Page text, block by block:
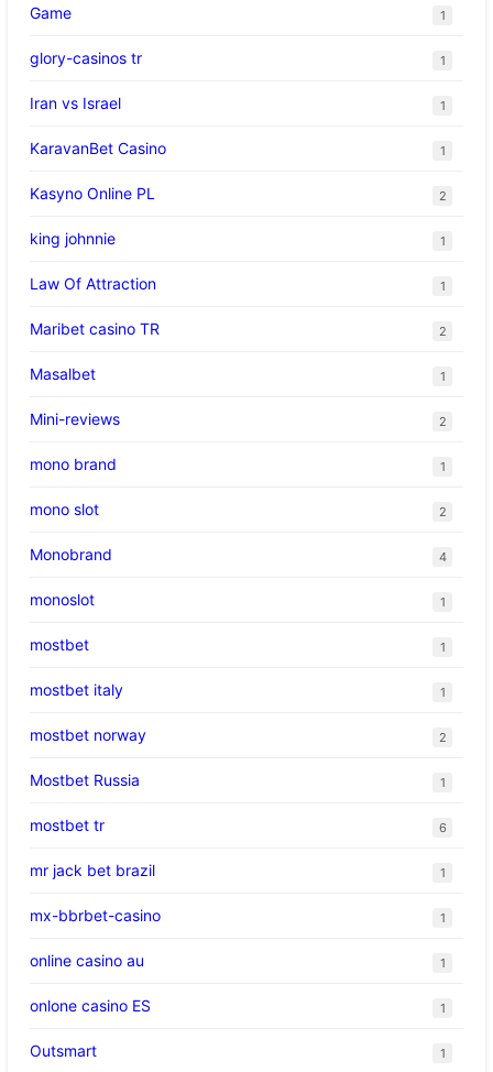
Game 1
glory-casinos tr 1
Iran vs Israel 1
KaravanBet Casino 1
Kasyno Online PL 2
king johnnie 1
Law Of Attraction 1
Maribet casino TR 2
Masalbet 1
Mini-reviews 2
mono brand 1
mono slot 2
Monobrand 4
monoslot 1
mostbet 1
mostbet italy 1
mostbet norway 2
Mostbet Russia 1
mostbet tr 6
mr jack bet brazil 1
mx-bbrbet-casino 1
online casino au 1
onlone casino ES 1
Outsmart 1